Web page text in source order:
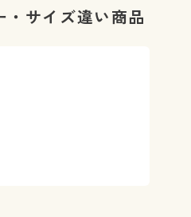
サイズ違い商品